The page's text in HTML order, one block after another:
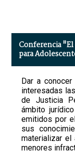
Conferencia "El
para
Dar a
interesadas
de Justicia
ámbito
emitidos por
sus
materializar
menores